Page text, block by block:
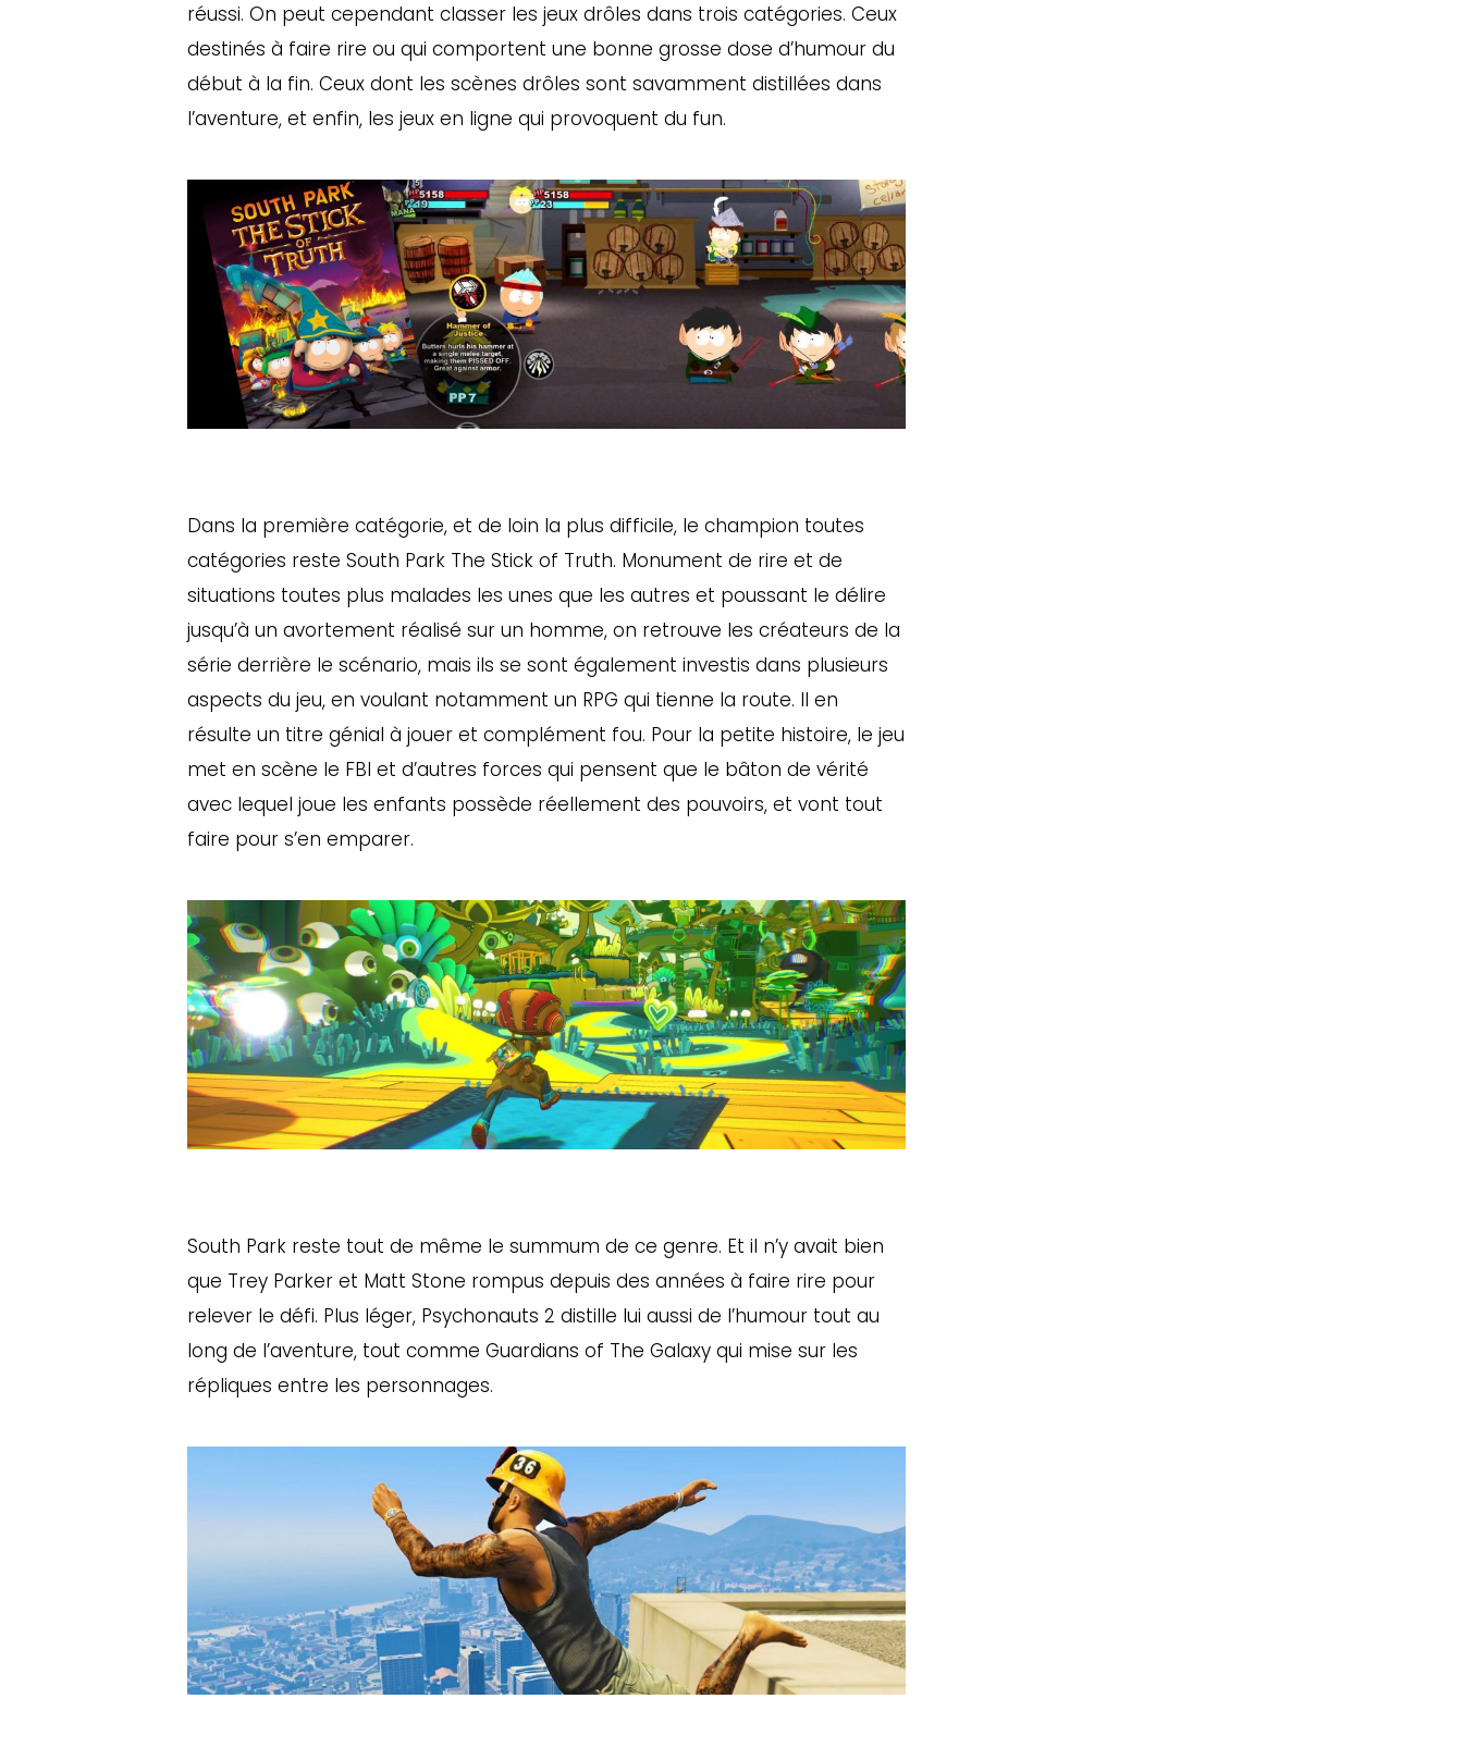
réussi. On peut cependant classer les jeux drôles dans trois catégories. Ceux
destinés à faire rire ou qui comportent une bonne grosse dose d’humour du
début à la fin. Ceux dont les scènes drôles sont savamment distillées dans
l’aventure, et enfin, les jeux en ligne qui provoquent du fun.
Dans la première catégorie, et de loin la plus difficile, le champion toutes
catégories reste South Park The Stick of Truth. Monument de rire et de
situations toutes plus malades les unes que les autres et poussant le délire
jusqu’à un avortement réalisé sur un homme, on retrouve les créateurs de la
série derrière le scénario, mais ils se sont également investis dans plusieurs
aspects du jeu, en voulant notamment un RPG qui tienne la route. Il en
résulte un titre génial à jouer et complément fou. Pour la petite histoire, le jeu
met en scène le FBI et d’autres forces qui pensent que le bâton de vérité
avec lequel joue les enfants possède réellement des pouvoirs, et vont tout
faire pour s’en emparer.
South Park reste tout de même le summum de ce genre. Et il n’y avait bien
que Trey Parker et Matt Stone rompus depuis des années à faire rire pour
relever le défi. Plus léger, Psychonauts 2 distille lui aussi de l’humour tout au
long de l’aventure, tout comme Guardians of The Galaxy qui mise sur les
répliques entre les personnages.